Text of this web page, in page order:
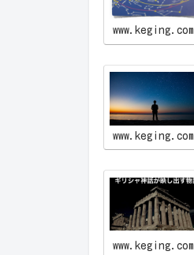
www.keging.com
www.keging.com
www.keging.com